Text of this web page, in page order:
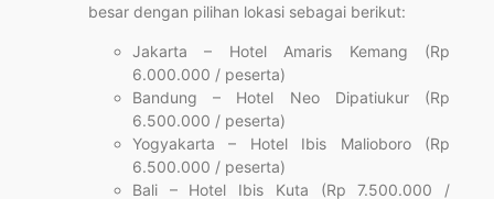
besar dengan pilihan lokasi sebagai berikut:
Jakarta – Hotel Amaris Kemang (Rp
6.000.000 / peserta)
Bandung – Hotel Neo Dipatiukur (Rp
6.500.000 / peserta)
Yogyakarta – Hotel Ibis Malioboro (Rp
6.500.000 / peserta)
Bali – Hotel Ibis Kuta (Rp 7.500.000 /